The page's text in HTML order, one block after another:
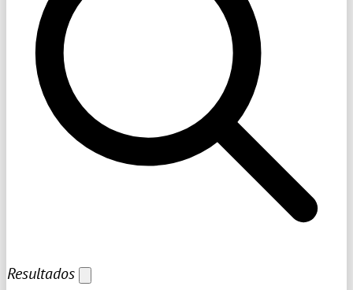
Resultados